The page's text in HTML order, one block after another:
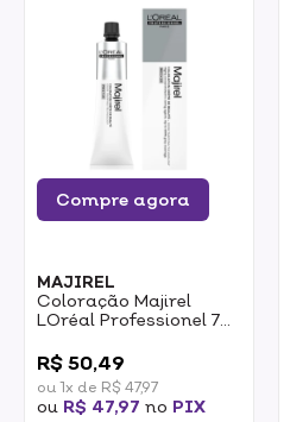
Compre agora
MAJIREL
Coloração Majirel
LOréal Professionel 7
R$ 50,49
ou 1x de R$ 47,97
ou R$ 47,97 no PIX